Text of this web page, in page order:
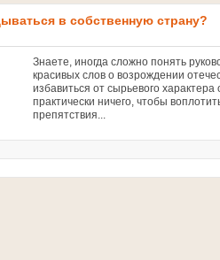
в собственную страну?
Знаете, иногда сложно понять
красивых слов о возрождении
избавиться от сырьевого
практически ничего, чтобы
препятствия...